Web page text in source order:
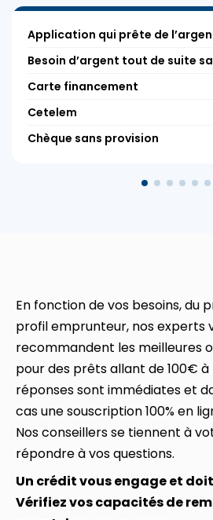
Application qui prête de
Besoin d’argent tout de suite
Carte financement
Cetelem
Chèque sans provision
En fonction de vos besoins, du
profil emprunteur, nos experts
recommandent les meilleures
pour des prêts allant de 100€ à
réponses sont immédiates et
cas une souscription 100% en
Nos conseillers se tiennent à
répondre à vos questions.
Un crédit vous engage et
Vérifiez vos capacités de